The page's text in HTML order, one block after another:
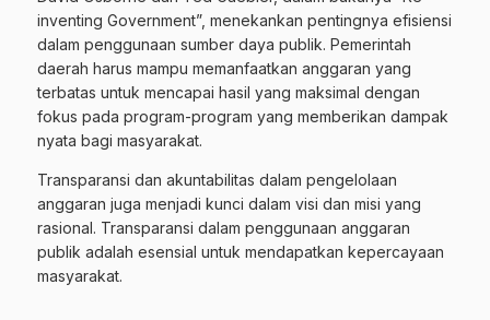
inventing Government”, menekankan pentingnya efisiensi
dalam penggunaan sumber daya publik. Pemerintah
daerah harus mampu memanfaatkan anggaran yang
terbatas untuk mencapai hasil yang maksimal dengan
fokus pada program-program yang memberikan dampak
nyata bagi masyarakat.
Transparansi dan akuntabilitas dalam pengelolaan
anggaran juga menjadi kunci dalam visi dan misi yang
rasional. Transparansi dalam penggunaan anggaran
publik adalah esensial untuk mendapatkan kepercayaan
masyarakat.